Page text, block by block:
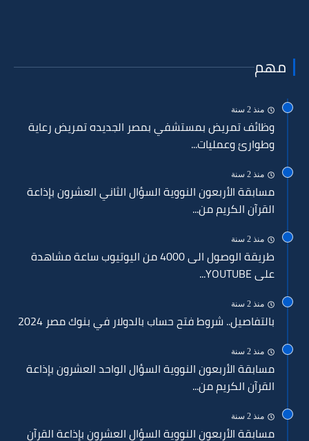
مهم
منذ 2 سنة
وظائف تمريض بمستشفي بمصر الجديده تمريض رعاية
وطوارئ وعمليات...
منذ 2 سنة
مسابقة الأربعون النووية السؤال الثاني العشرون بإذاعة
القرآن الكريم من...
منذ 2 سنة
طريقة الوصول الى 4000 من اليوتيوب ساعة مشاهدة
على YOUTUBE...
منذ 2 سنة
بالتفاصيل.. شروط فتح حساب بالدولار في بنوك مصر 2024
منذ 2 سنة
مسابقة الأربعون النووية السؤال الواحد العشرون بإذاعة
القرآن الكريم من...
منذ 2 سنة
مسابقة الأربعون النووية السؤال العشرون بإذاعة القرآن